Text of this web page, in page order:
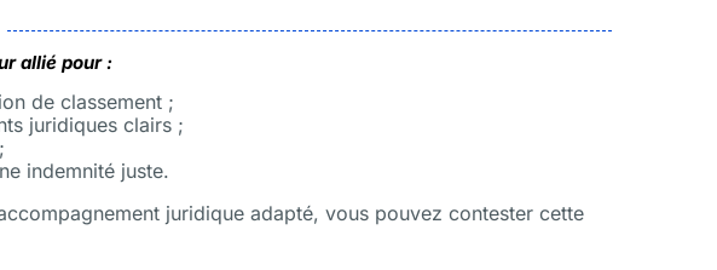
allié pour :
de classement ;
juridiques clairs ;
indemnité juste.
juridique adapté, vous pouvez contester cette